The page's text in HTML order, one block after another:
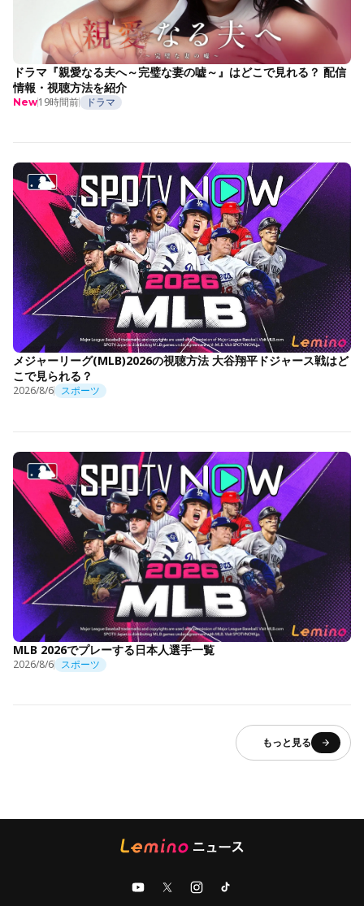
ドラマ『親愛なる夫へ～完璧な妻の嘘～』はどこで見れる？ 配信
情報・視聴方法を紹介
New19時間前 ドラマ
メジャーリーグ(MLB)2026の視聴方法 大谷翔平ドジャース戦はど
こで見られる？
2026/8/6 スポーツ
MLB 2026でプレーする日本人選手一覧
2026/8/6 スポーツ
もっと見る